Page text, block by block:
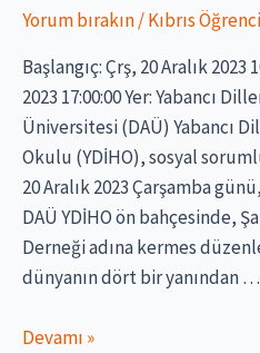
Yorum bırakın/Kıbrıs
Başlangıç: Çrş, 20 Aralık 2023
2023 17:00:00 Yer: Yabancı
Üniversitesi (DAÜ) Yabancı
Okulu (YDİHO), sosyal
20 Aralık 2023 Çarşamba
DAÜ YDİHO ön bahçesinde,
Derneği adına kermes
dünyanın dört bir yanından …
Şampiyon
Devamı »